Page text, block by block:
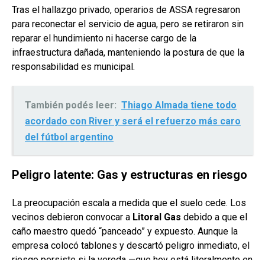
Tras el hallazgo privado, operarios de ASSA regresaron
para reconectar el servicio de agua, pero se retiraron sin
reparar el hundimiento ni hacerse cargo de la
infraestructura dañada, manteniendo la postura de que la
responsabilidad es municipal.
También podés leer: Thiago Almada tiene todo
acordado con River y será el refuerzo más caro
del fútbol argentino
Peligro latente: Gas y estructuras en riesgo
La preocupación escala a medida que el suelo cede. Los
vecinos debieron convocar a Litoral Gas debido a que el
caño maestro quedó “panceado” y expuesto. Aunque la
empresa colocó tablones y descartó peligro inmediato, el